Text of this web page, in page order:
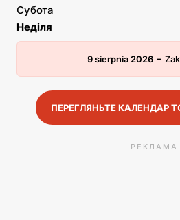
Субота
Неділя
9 sierpnia 2026 -
ПЕРЕГЛЯНЬТЕ КАЛЕНДАР
РЕКЛАМА